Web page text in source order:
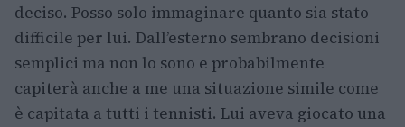
deciso. Posso solo immaginare quanto sia stato
difficile per lui. Dall’esterno sembrano decisioni
semplici ma non lo sono e probabilmente
capiterà anche a me una situazione simile come
è capitata a tutti i tennisti. Lui aveva giocato una